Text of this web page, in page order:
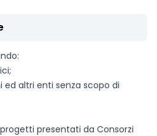
ed altri enti senza scopo di
progetti presentati da Consorzi